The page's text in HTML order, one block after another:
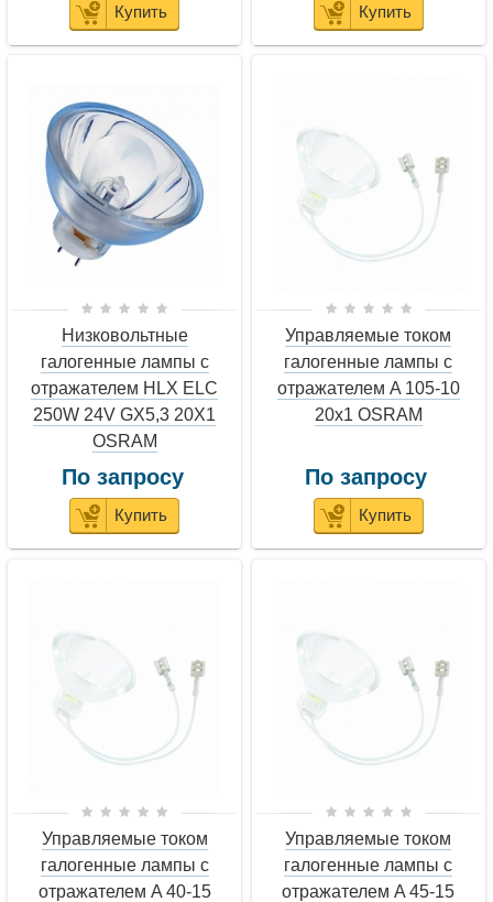
Купить Купить
Низковольтные
галогенные лампы с
отражателем HLX ELC
250W 24V GX5,3 20X1
OSRAM
По запросу
Купить
Управляемые током
галогенные лампы с
отражателем A 105-10
20x1 OSRAM
По запросу
Купить
Управляемые током
галогенные лампы с
отражателем A 40-15
Управляемые током
галогенные лампы с
отражателем A 45-15